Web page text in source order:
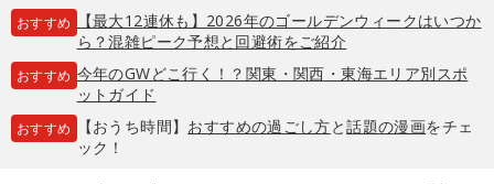
おすすめ
【最大12連休も】2026年のゴールデンウィークはいつか
ら？混雑ピーク予想と回避術をご紹介
おすすめ 今年のGWどこ行く！？関東・関西・東海エリア別スポ
ットガイド
おすすめ 【おうち時間】 おすすめの過ごし方と話題の漫画をチェ
ック！